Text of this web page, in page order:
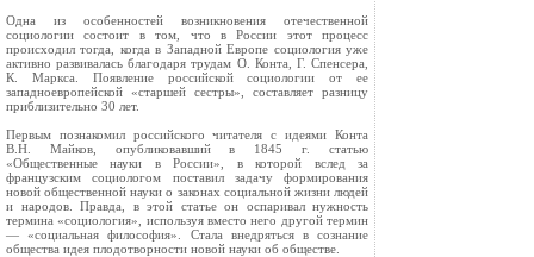
Одна из особенностей возникновения отечественной
социологии со­стоит в том, что в России этот процесс
происходил тогда, когда в Запад­ной Европе социология уже
активно развивалась благодаря трудам О. Конта, Г. Спенсера,
К. Маркса. Появле­ние российской социологии от ее
западноевропейской «старшей сестры», составляет разницу
приблизительно 30 лет.
Пер­вым познакомил российского читателя с идеями Конта
В.Н. Майков, опуб­ликовавший в 1845 г. статью
«Общественные науки в России», в которой вслед за
французским социологом поставил задачу формирования
новой общественной науки о законах социальной жизни людей
и народов. Правда, в этой статье он оспаривал нужность
термина «социология», используя вме­сто него другой термин
— «социальная философия». Стала внедряться в сознание
общества идея плодотворности новой науки об обществе.